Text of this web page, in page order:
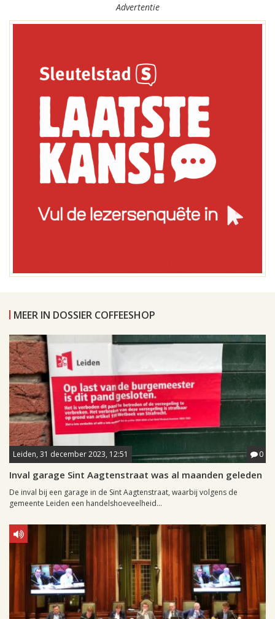
Advertentie
MEER IN DOSSIER COFFEESHOP
Leiden, 31 december 2023, 12:51 0
Inval garage Sint Aagtenstraat was al maanden geleden
De inval bij een garage in de Sint Aagtenstraat, waarbij volgens de
gemeente Leiden een handelshoeveelheid...